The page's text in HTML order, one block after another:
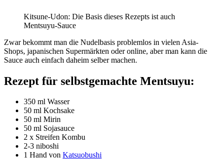
Kitsune-Udon: Die Basis dieses Rezepts ist auch
Mentsuyu-Sauce
Zwar bekommt man die Nudelbasis problemlos in vielen Asia-
Shops, japanischen Supermärkten oder online, aber man kann die
Sauce auch einfach daheim selber machen.
Rezept für selbstgemachte Mentsuyu:
350 ml Wasser
50 ml Kochsake
50 ml Mirin
50 ml Sojasauce
2 x Streifen Kombu
2-3 niboshi
1 Hand von Katsuobushi